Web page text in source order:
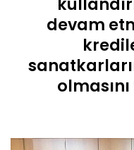
devam